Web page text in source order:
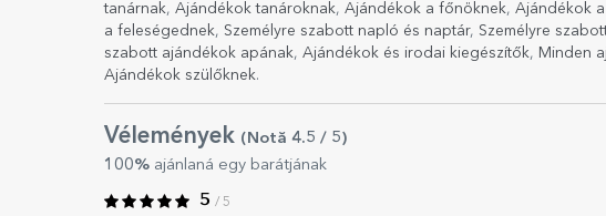
tanárnak, Ajándékok tanároknak, Ajándékok a főnöknek, Ajándékok
a feleségednek, Személyre szabott napló és naptár, Személyre
szabott ajándékok apának, Ajándékok és irodai kiegészítők, Minden
Ajándékok szülőknek.
Vélemények (Notă 4.5 / 5)
100% ajánlaná egy barátjának
5 / 5